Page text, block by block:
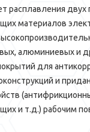
расплавления двух
материалов
алюминиевых и
для
и
и т.д.) рабочим